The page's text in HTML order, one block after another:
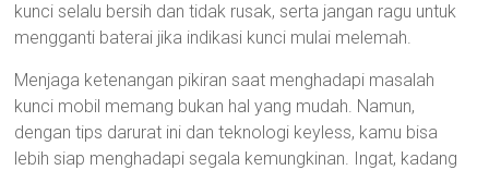
kunci selalu bersih dan tidak rusak, serta jangan ragu untuk
mengganti baterai jika indikasi kunci mulai melemah.
Menjaga ketenangan pikiran saat menghadapi masalah
kunci mobil memang bukan hal yang mudah. Namun,
dengan tips darurat ini dan teknologi keyless, kamu bisa
lebih siap menghadapi segala kemungkinan. Ingat, kadang